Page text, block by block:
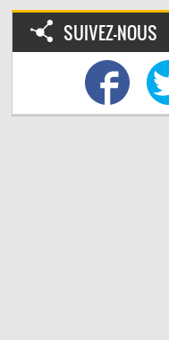
SUIVEZ-NOUS